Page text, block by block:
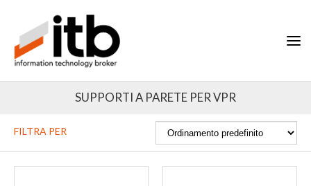
T
l
v
i
g
a
t
SUPPORTI A PARETE PER VPR
FILTRA PER